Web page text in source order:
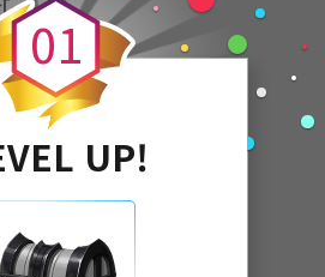
과 다른 것을 보면 처
하고, 나중에는 그걸
어 해.'
녀 또한
공포 어린 시선을
01
UP!